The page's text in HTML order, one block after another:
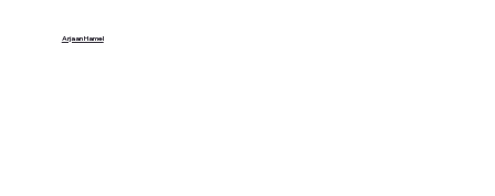
Arjaan Hamel